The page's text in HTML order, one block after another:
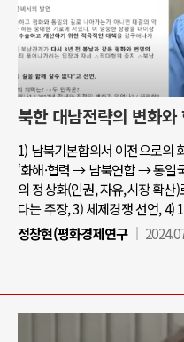
북한 대남전략의 변화와
1) 남북기본합의서 이전으로의
‘화해·협력 → 남북연합 → 통일
의 정상화(인권, 자유,시장 확산
다는 주장, 3) 체제경쟁 선언, 4)
정창현(평화경제연구